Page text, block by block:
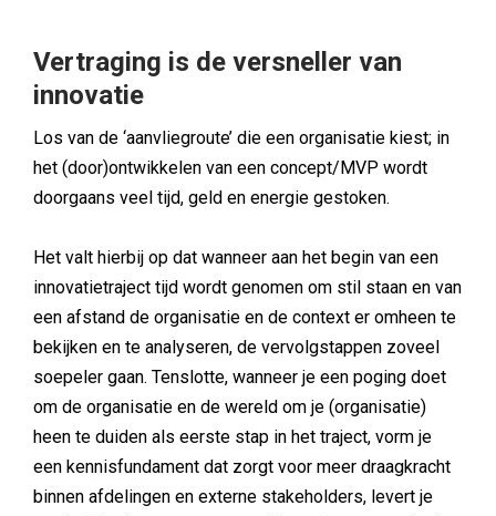
Vertraging is de versneller van
innovatie
Los van de ‘aanvliegroute’ die een organisatie kiest; in
het (door)ontwikkelen van een concept/MVP wordt
doorgaans veel tijd, geld en energie gestoken.
Het valt hierbij op dat wanneer aan het begin van een
innovatietraject tijd wordt genomen om stil staan en van
een afstand de organisatie en de context er omheen te
bekijken en te analyseren, de vervolgstappen zoveel
soepeler gaan. Tenslotte, wanneer je een poging doet
om de organisatie en de wereld om je (organisatie)
heen te duiden als eerste stap in het traject, vorm je
een kennisfundament dat zorgt voor meer draagkracht
binnen afdelingen en externe stakeholders, levert je